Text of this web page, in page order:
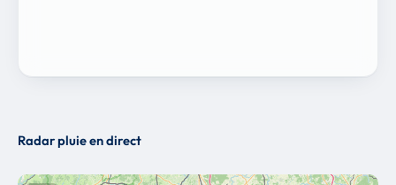
Radar pluie en direct